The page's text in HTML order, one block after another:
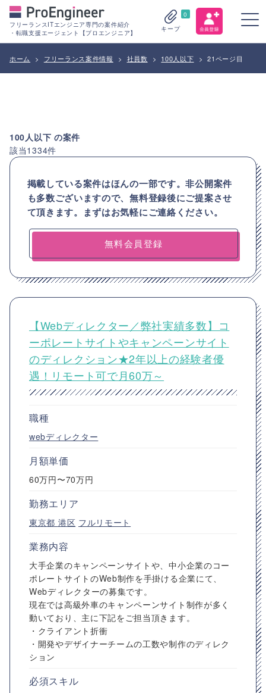
フリーランスITエンジニア専門の案件紹介
・転職支援エージェント【プロエンジニア】
0
キープ
ホーム > フリーランス案件情報 > 社員数 > 100人以下 > 21ページ目
100人以下 の案件
該当1334件
掲載している案件はほんの一部です。非公開案件
も多数ございますので、無料登録後にご提案させ
て頂きます。まずはお気軽にご連絡ください。
無料会員登録
【Webディレクター／弊社実績多数】コ
ーポレートサイトやキャンペーンサイト
のディレクション★2年以上の経験者優
遇！リモート可で月60万～
職種
webディレクター
月額単価
60万円〜70万円
勤務エリア
東京都 港区 フルリモート
業務内容
大手企業のキャンペーンサイトや、中小企業のコー
ポレートサイトのWeb制作を手掛ける企業にて、
Webディレクターの募集です。
現在では高級外車のキャンペーンサイト制作が多く
動いており、主に下記をご担当頂きます。
・クライアント折衝
・開発やデザイナーチームの工数や制作のディレク
ション
必須スキル